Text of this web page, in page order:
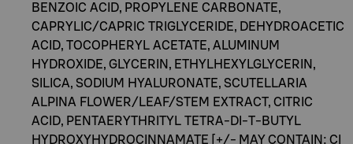
BENZOIC ACID, PROPYLENE CARBONATE,
CAPRYLIC/CAPRIC TRIGLYCERIDE, DEHYDROACETIC
ACID, TOCOPHERYL ACETATE, ALUMINUM
HYDROXIDE, GLYCERIN, ETHYLHEXYLGLYCERIN,
SILICA, SODIUM HYALURONATE, SCUTELLARIA
ALPINA FLOWER/LEAF/STEM EXTRACT, CITRIC
ACID, PENTAERYTHRITYL TETRA-DI-T-BUTYL
HYDROXYHYDROCINNAMATE [+/- MAY CONTAIN: CI